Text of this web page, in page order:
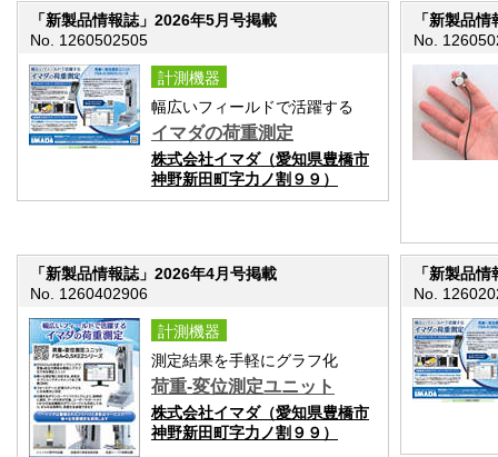
「新製品情報誌」2026年5月号掲載
No. 1260502505
計測機器
幅広いフィールドで活躍する
イマダの荷重測定
株式会社イマダ（愛知県豊橋市
神野新田町字力ノ割９９）
「新製品
No.
「新製品情報誌」2026年4月号掲載
No. 1260402906
計測機器
測定結果を手軽にグラフ化
荷重-変位測定ユニット
株式会社イマダ（愛知県豊橋市
神野新田町字力ノ割９９）
「新製品
No.